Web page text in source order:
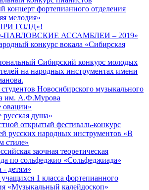
концерт фортепианного отделения
мелодия»
ГОЛД»!
ПАВЛОВСКИЕ АССАМБЛЕИ – 2019»
конкурс вокала «Сибирская
Сибирский конкурс молодых
на народных инструментах имени
Новосибирского музыкального
им. А.Ф.Мурова
овации»
русская душа»
открытый фестиваль-конкурс
русских народных инструментов «В
стиле»
заочная теоретическая
по сольфеджио «Сольфеджиада»
детям»
1 класса фортепианного
«Музыкальный калейдоскоп»